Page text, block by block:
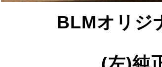
BLMオリジ